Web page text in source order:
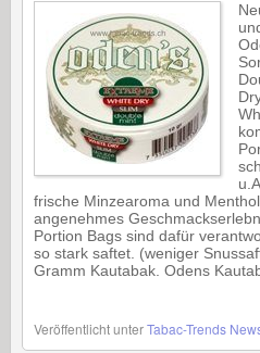
frische Minzearoma und
angenehmes
Portion Bags sind dafür
so stark saftet. (weniger
Gramm Kautabak. Odens
Veröffentlicht unterTabac-Trends